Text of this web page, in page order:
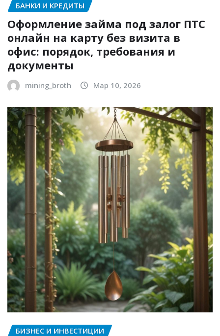
БАНКИ И КРЕДИТЫ
Оформление займа под залог ПТС
онлайн на карту без визита в
офис: порядок, требования и
документы
mining_broth Мар 10, 2026
БИЗНЕС И ИНВЕСТИЦИИ